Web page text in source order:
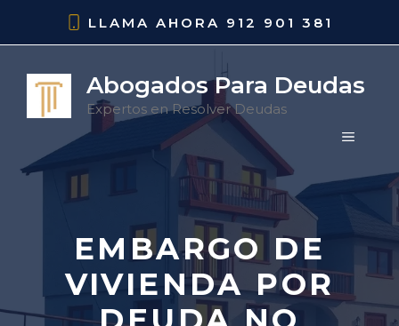
LLAMA AHORA 912 901 381
Abogados Para Deudas
Expertos en Resolver Deudas
MENÚ
EMBARGO DE
VIVIENDA POR